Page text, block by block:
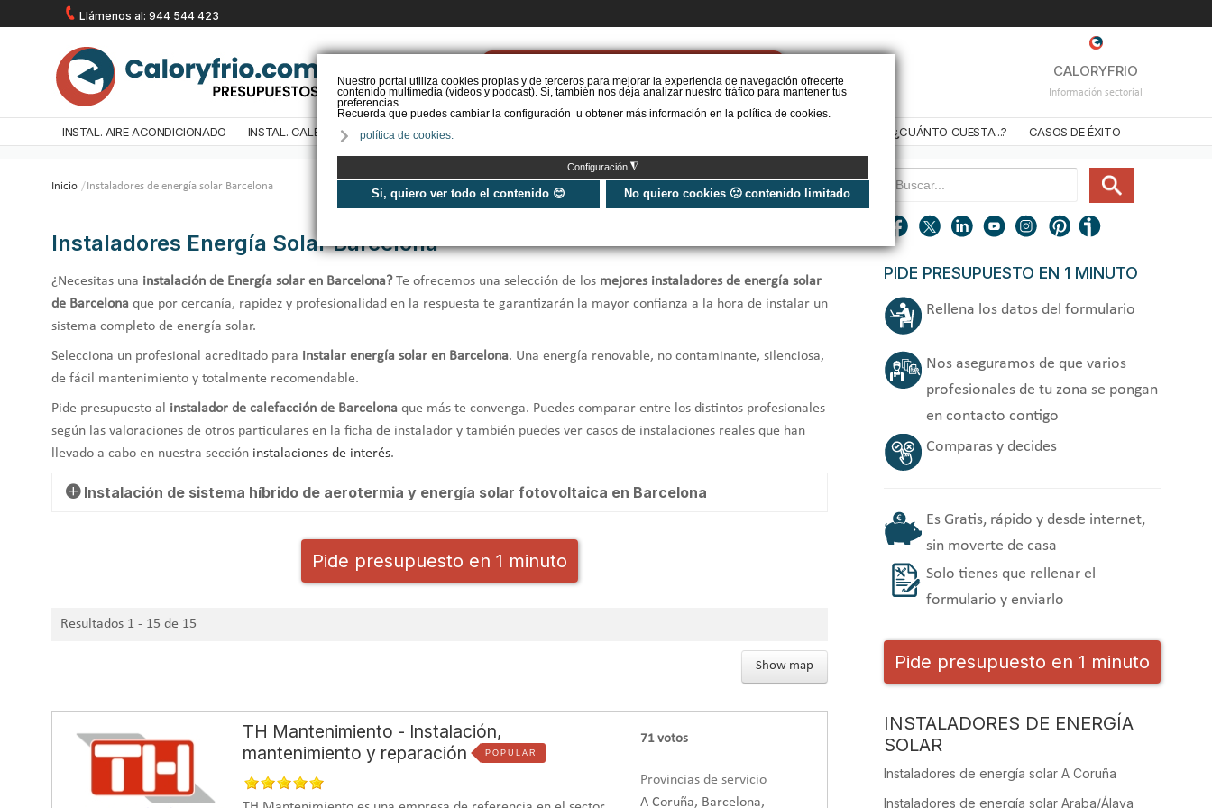
Nuestro portal utiliza cookies propias y de terceros para mejorar la experiencia de navegación ofrecerte
contenido multimedia (vídeos y podcast). Si, también nos deja analizar nuestro tráfico para mantener tus
preferencias.
Recuerda que puedes cambiar la configuración u obtener más información en la política de cookies.
política de cookies.
Configuración ◮
Si, quiero ver todo el contenido 😊 No quiero cookies 🙁 contenido limitado
Llámenos al: 944 544 423
PIDE PRESUPUESTO CALORYFRIO
Información sectorial
INSTAL. AIRE ACONDICIONADO INSTAL. CALEFACCIÓN INSTAL. AEROTERMIA ¿CUÁNTO CUESTA...? CASOS DE ÉXITO
Inicio /Instaladores de energía solar Barcelona
Instaladores Energía Solar Barcelona
¿Necesitas una instalación de Energía solar en Barcelona? Te ofrecemos una selección de los mejores instaladores de energía solar
de Barcelona que por cercanía, rapidez y profesionalidad en la respuesta te garantizarán la mayor confianza a la hora de instalar un
sistema completo de energía solar.
Selecciona un profesional acreditado para instalar energía solar en Barcelona. Una energía renovable, no contaminante, silenciosa,
de fácil mantenimiento y totalmente recomendable.
Pide presupuesto al instalador de calefacción de Barcelona que más te convenga. Puedes comparar entre los distintos profesionales
según las valoraciones de otros particulares en la ficha de instalador y también puedes ver casos de instalaciones reales que han
llevado a cabo en nuestra sección instalaciones de interés.
Instalación de sistema híbrido de aerotermia y energía solar fotovoltaica en Barcelona
A continuación, presentamos una instalación, ejecutada porInstalponceen marzo del
sistema híbrido de aerotermiay energía solar
La obra se ha llevado a cabo en una vivienda unifamiliar con el objetivo de
Necesidad: sistema de climatización eficiente
El cliente necesitaba un sistema de climatización de alta eficiencia y bajo consumo
para su vivienda unifamiliar. También se
cubrir con energía fotovoltaica los consumos de la vivienda
con aerotermia y piscina el máximo de horas posible con
la superficie de tejado disponible. Además, el usuario también requería de sistemas para la difusión del calor generado por
Pide presupuesto en 1 minuto
Resultados 1 - 15 de 15
Show map
TH Mantenimiento - Instalación,
mantenimiento y reparación
POPULAR
71votos
Provincias de servicio
A Coruña, Barcelona,
PIDE PRESUPUESTO EN 1 MINUTO
Rellena los datos del formulario
Nos aseguramos de que varios
profesionales de tu zona se pongan
en contacto contigo
Comparas y decides
Es Gratis, rápido y desde internet,
sin moverte de casa
Solo tienes que rellenar el
formulario y enviarlo
Pide presupuesto en 1 minuto
INSTALADORES DE ENERGÍA
SOLAR
Instaladores de energía solar A Coruña
Instaladores de energía solar Araba/Álava